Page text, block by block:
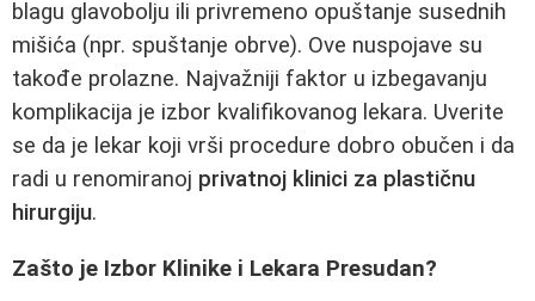
blagu glavobolju ili privremeno opuštanje susednih
mišića (npr. spuštanje obrve). Ove nuspojave su
takođe prolazne. Najvažniji faktor u izbegavanju
komplikacija je izbor kvalifikovanog lekara. Uverite
se da je lekar koji vrši procedure dobro obučen i da
radi u renomiranoj privatnoj klinici za plastičnu
hirurgiju.
Zašto je Izbor Klinike i Lekara Presudan?